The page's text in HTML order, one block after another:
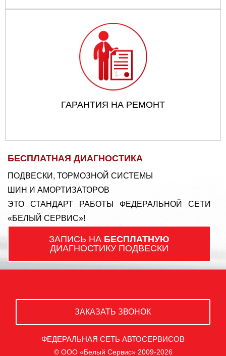
ГАРАНТИЯ НА РЕМОНТ
БЕСПЛАТНАЯ ДИАГНОСТИКА
ПОДВЕСКИ, ТОРМОЗНОЙ СИСТЕМЫ
ШИН И АМОРТИЗАТОРОВ
ЭТО СТАНДАРТ РАБОТЫ ФЕДЕРАЛЬНОЙ СЕТИ
«БЕЛЫЙ СЕРВИС»!
ЗАПИСЬ НА БЕСПЛАТНУЮ
ДИАГНОСТИКУ ПОДВЕСКИ
ЗАКАЗАТЬ ЗВОНОК
ФЕДЕРАЛЬНАЯ СЕТЬ АВТОСЕРВИСОВ
© ООО «Белый Сервис» 2009-2026